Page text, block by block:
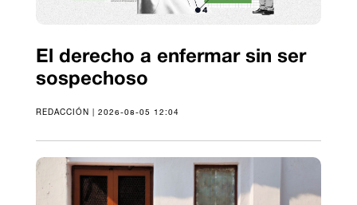
El derecho a enfermar sin ser
sospechoso
REDACCIÓN | 2026-08-05 12:04